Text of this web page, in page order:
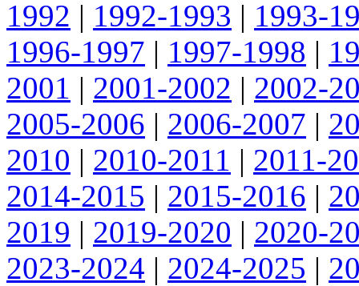
1992 | 1992-1993 | 1993-
1996-1997 | 1997-1998 |
2001 | 2001-2002 | 2002-
2005-2006 | 2006-2007 |
2010 | 2010-2011 | 2011-
2014-2015 | 2015-2016 |
2019 | 2019-2020 | 2020-
2023-2024 | 2024-2025 |